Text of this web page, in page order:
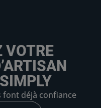
VOTRE
déjà confiance